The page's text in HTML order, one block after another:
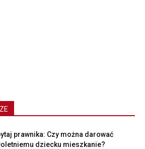
prawnika: Czy można darować
dziecku mieszkanie?